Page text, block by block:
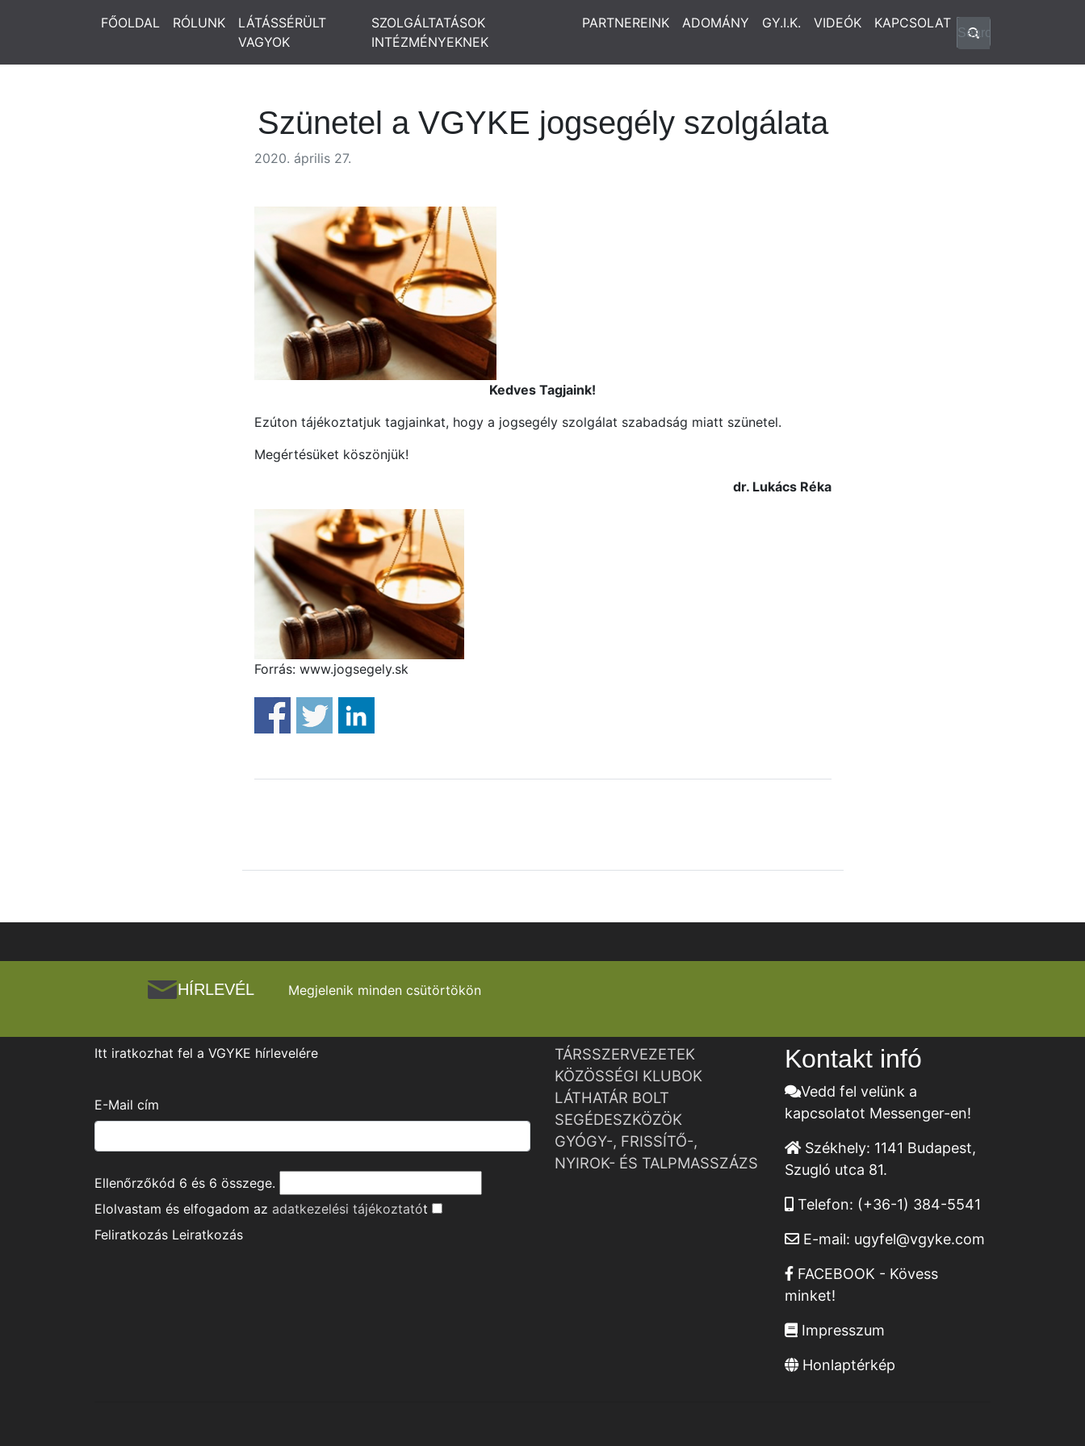
FŐOLDAL RÓLUNK
LÁTÁSSÉRÜLT
VAGYOK
SZOLGÁLTATÁSOK
INTÉZMÉNYEKNEK
PARTNEREINK ADOMÁNY GY.I.K. VIDEÓK KAPCSOLAT
Szünetel a VGYKE jogsegély szolgálata
2020. április 27.
Kedves Tagjaink!
Ezúton tájékoztatjuk tagjainkat, hogy a jogsegély szolgálat szabadság miatt szünetel.
Megértésüket köszönjük!
dr. Lukács Réka
Forrás: www.jogsegely.sk
HÍRLEVÉL Megjelenik minden csütörtökön
Itt iratkozhat fel a VGYKE hírlevelére
E-Mail cím
Ellenőrzőkód 6 és 6 összege.
Elolvastam és elfogadom az adatkezelési tájékoztatót
Feliratkozás Leiratkozás
TÁRSSZERVEZETEK
KÖZÖSSÉGI KLUBOK
LÁTHATÁR BOLT
SEGÉDESZKÖZÖK
GYÓGY-, FRISSÍTŐ-,
NYIROK- ÉS TALPMASSZÁZS
Kontakt infó
Vedd fel velünk a
kapcsolatot Messenger-en!
Székhely: 1141 Budapest,
Szugló utca 81.
Telefon: (+36-1) 384-5541
E-mail: ugyfel@vgyke.com
FACEBOOK - Kövess
minket!
Impresszum
Honlaptérkép